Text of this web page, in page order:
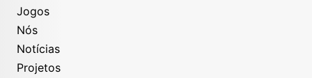
Jogos
Nós
Notícias
Projetos